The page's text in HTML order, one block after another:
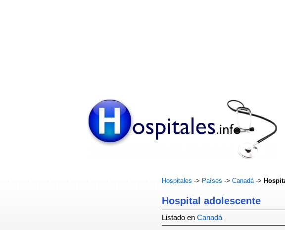
Hospitales -> Países -> Canadá->
Hospital adolescente
Listado en Canadá